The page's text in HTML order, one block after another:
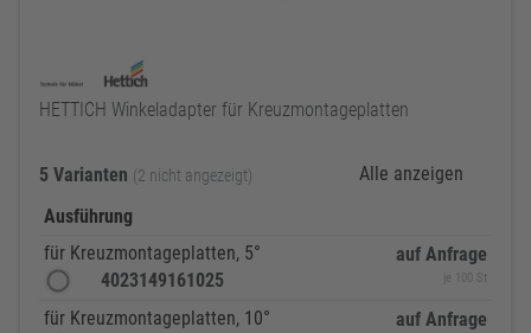
HETTICH Winkeladapter für Kreuzmontageplatten
5 Varianten (2 nicht angezeigt)
Alle anzeigen
Ausführung
für Kreuzmontageplatten, 5°
4023149161025
auf Anfrage
je 100 St
für Kreuzmontageplatten, 10°
auf Anfrage